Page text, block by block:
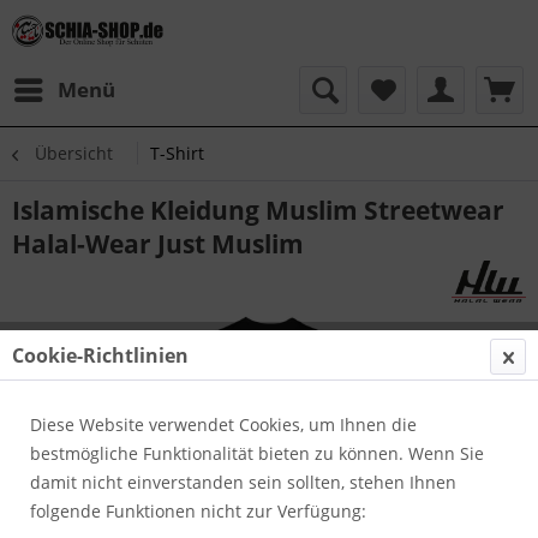
Menü
Übersicht T-Shirt
Islamische Kleidung Muslim Streetwear
Halal-Wear Just Muslim
Cookie-Richtlinien
Diese Website verwendet Cookies, um Ihnen die
bestmögliche Funktionalität bieten zu können. Wenn Sie
damit nicht einverstanden sein sollten, stehen Ihnen
folgende Funktionen nicht zur Verfügung: